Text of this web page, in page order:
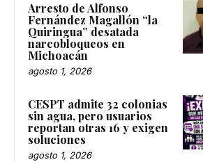
Arresto de Alfonso
Fernández Magallón “la
Quiringua” desatada
narcobloqueos en
Michoacán
agosto 1, 2026
CESPT admite 32 colonias
sin agua, pero usuarios
reportan otras 16 y exigen
soluciones
agosto 1, 2026